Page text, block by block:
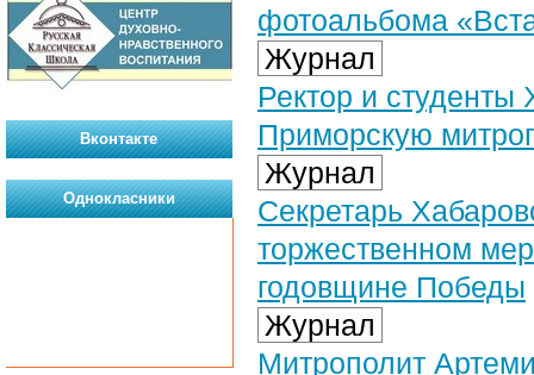
фотоальбома
Журнал
Ректор и студенты
Приморскую
Журнал
Секретарь
торжественном
годовщине Победы
Журнал
Митрополит
Вконтакте
Однокласники